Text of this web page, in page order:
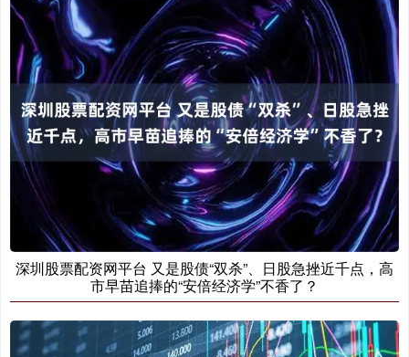
深圳股票配资网平台 又是股债“双杀”、日股急挫近千点，高
市早苗追捧的“安倍经济学”不香了？